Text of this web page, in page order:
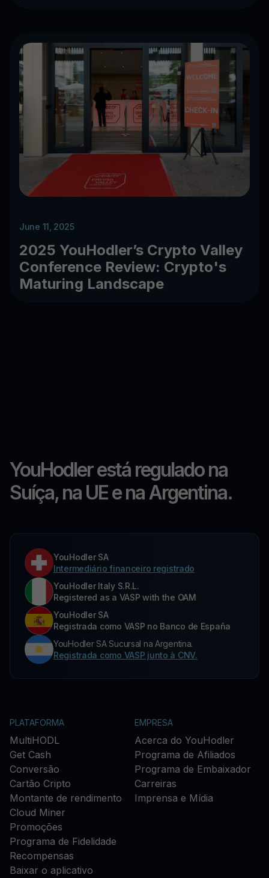
June 11, 2025
2025 YouHodler’s Crypto Valley
Conference Review: Crypto's
Maturing Landscape
YouHodler está regulado na
Suíça, na UE e na Argentina.
YouHodler SA
Intermediário financeiro registrado
YouHodler Italy S.R.L.
Registered as a VASP with the OAM
YouHodler SA
Registrada como VASP no Banco de España
YouHodler SA Sucursal na Argentina.
Registrada como VASP junto à CNV.
PLATAFORMA
MultiHODL
Get Cash
Conversão
Cartão Cripto
Montante de rendimento
Cloud Miner
Promoções
Programa de Fidelidade
Recompensas
Baixar o aplicativo
EMPRESA
Acerca do YouHodler
Programa de Afiliados
Programa de Embaixador
Carreiras
Imprensa e Mídia